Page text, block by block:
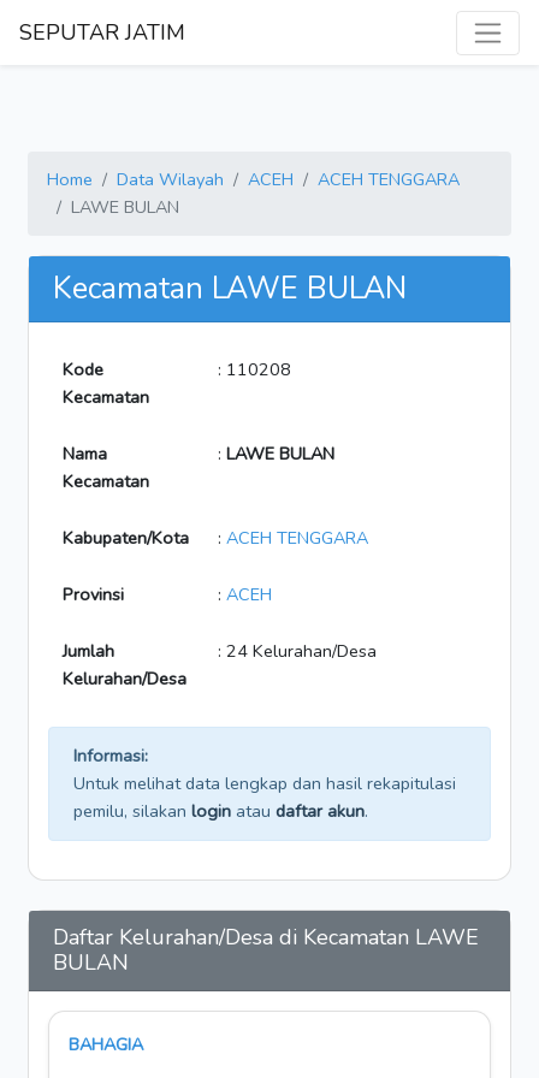
SEPUTAR JATIM
Home Data Wilayah ACEH
ACEH TENGGARA
LAWE BULAN
Kecamatan LAWE BULAN
Kode
Kecamatan
: 110208
Nama
Kecamatan
: LAWE BULAN
Kabupaten/Kota : ACEH TENGGARA
Provinsi : ACEH
Jumlah
Kelurahan/Desa
: 24 Kelurahan/Desa
Informasi:
Untuk melihat data lengkap dan hasil rekapitulasi
pemilu, silakan login atau daftar akun.
Daftar Kelurahan/Desa di Kecamatan LAWE
BULAN
BAHAGIA